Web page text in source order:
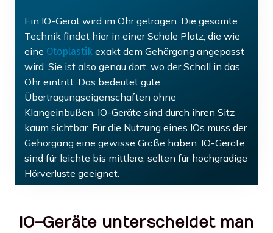
Ein IO-Gerät wird im Ohr getragen. Die gesamte
Technik findet hier in einer Schale Platz, die wie
eine Otoplastik exakt dem Gehörgang angepasst
wird. Sie ist also genau dort, wo der Schall in das
Ohr eintritt. Das bedeutet gute
Übertragungseigenschaften ohne
Klangeinbußen. IO-Geräte sind durch ihren Sitz
kaum sichtbar. Für die Nutzung eines IOs muss der
Gehörgang eine gewisse Größe haben. IO-Geräte
sind für leichte bis mittlere, selten für hochgradige
Hörverluste geeignet.
IO-Geräte unterscheidet man